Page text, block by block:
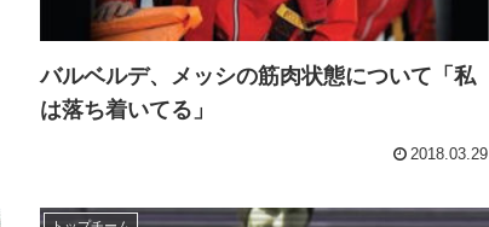
バルベルデ、メッシの筋肉状態について「私
は落ち着いてる」
2018.03.29